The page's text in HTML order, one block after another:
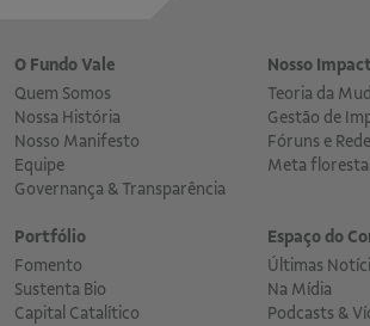
O Fundo Vale
Quem Somos
Nossa História
Nosso Manifesto
Equipe
Governança & Transparência
Nosso
Teoria da
Gestão de
Fóruns e
Meta
Portfólio
Fomento
Sustenta Bio
Capital Catalítico
Espaço do
Últimas
Na Mídia
Podcasts &